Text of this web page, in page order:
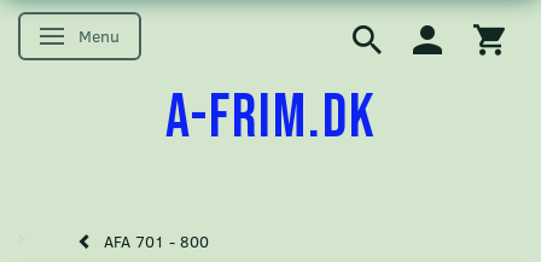
Skifte navigation
Menu
A-FRIM.DK
AFA 701 - 800